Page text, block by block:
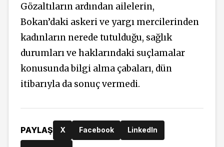
Gözaltıların ardından ailelerin,
Bokan’daki askeri ve yargı mercilerinden
kadınların nerede tutulduğu, sağlık
durumları ve haklarındaki suçlamalar
konusunda bilgi alma çabaları, dün
itibarıyla da sonuç vermedi.
PAYLAŞ X Facebook LinkedIn